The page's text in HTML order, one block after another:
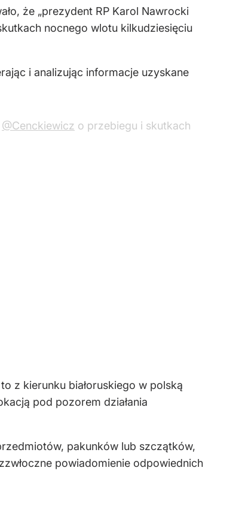
że „prezydent RP Karol Nawrocki
nocnego wlotu kilkudziesięciu
i analizując informacje uzyskane
@Cenckiewicz o przebiegu i skutkach
z kierunku białoruskiego w polską
pod pozorem działania
pakunków lub szczątków,
powiadomienie odpowiednich